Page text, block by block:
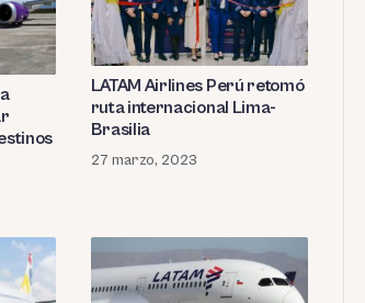
LATAM Airlines Perú retomó
ruta internacional Lima-
Brasilia
27 marzo, 2023